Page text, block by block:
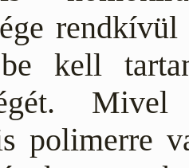
kell
polimerre